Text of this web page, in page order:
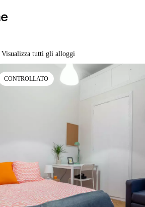
Visualizza tutti gli alloggi
CONTROLLATO